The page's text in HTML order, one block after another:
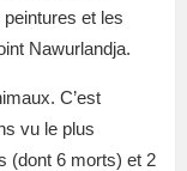
et les
Nawurlandja.
C’est
vu le plus
(dont 6 morts) et 2